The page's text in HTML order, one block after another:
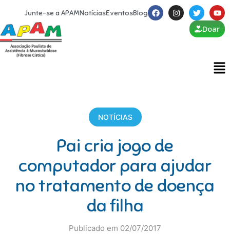
Junte-se a APAMNotíciasEventosBlog
Doar
NOTÍCIAS
Pai cria jogo de
computador para ajudar
no tratamento de doença
da filha
Publicado em 02/07/2017